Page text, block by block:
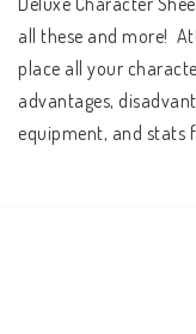
all these and more!
place all your
advantages,
equipment, and stats